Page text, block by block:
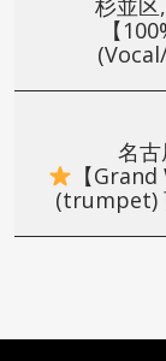
【
名古
【
(trumpet)